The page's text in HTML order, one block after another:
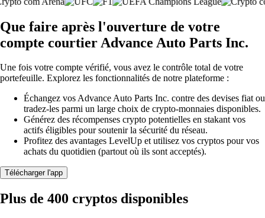
Que faire après l'ouverture de votre
compte courtier Advance Auto Parts Inc.
Une fois votre compte vérifié, vous avez le contrôle total de votre
portefeuille. Explorez les fonctionnalités de notre plateforme :
Échangez vos Advance Auto Parts Inc. contre des devises fiat ou
tradez-les parmi un large choix de crypto-monnaies disponibles.
Générez des récompenses crypto potentielles en stakant vos
actifs éligibles pour soutenir la sécurité du réseau.
Profitez des avantages LevelUp et utilisez vos cryptos pour vos
achats du quotidien (partout où ils sont acceptés).
Télécharger l'app
Plus de 400 cryptos disponibles